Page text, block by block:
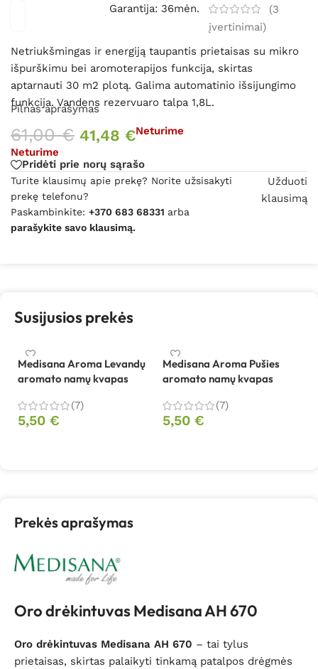
Garantija: 36mėn. (3
įvertinimai)
Netriukšmingas ir energiją taupantis prietaisas su mikro
išpurškimu bei aromoterapijos funkcija, skirtas
aptarnauti 30 m2 plotą. Galima automatinio išsijungimo
funkcija. Vandens rezervuaro talpa 1,8L.
Pilnas aprašymas
61,00€ 41,48 €Neturime
Neturime
Pridėti prie norų sąrašo
Turite klausimų apie prekę? Norite užsisakyti
prekę telefonu?
Paskambinkite: +370 683 68331 arba
parašykite savo klausimą.
Užduoti
klausimą
Susijusios prekės
Medisana Aroma Levandų
aromato namų kvapas
(7)
5,50 €
Medisana Aroma Pušies
aromato namų kvapas
(7)
5,50 €
Prekės aprašymas
Oro drėkintuvas Medisana AH 670
Oro drėkintuvas Medisana AH 670 – tai tylus
prietaisas, skirtas palaikyti tinkamą patalpos drėgmės